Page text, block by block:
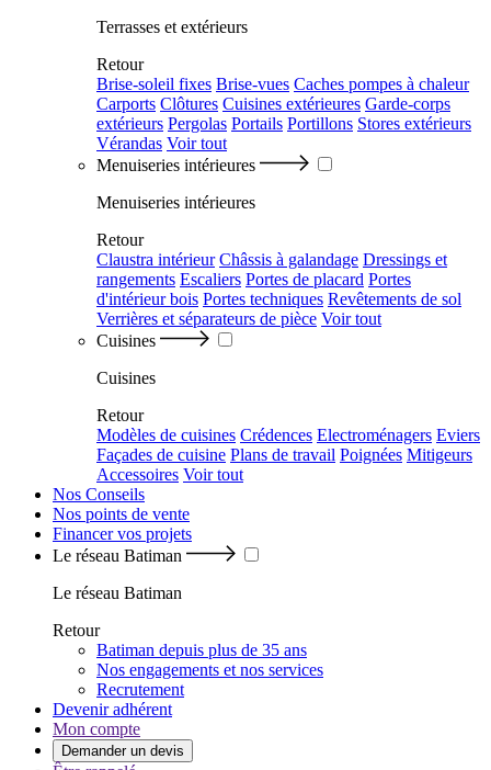
Terrasses et extérieurs
Retour
Brise-soleil fixes Brise-vues Caches pompes à chaleur
Carports Clôtures Cuisines extérieures Garde-corps
extérieurs Pergolas Portails Portillons Stores extérieurs
Vérandas Voir tout
Menuiseries intérieures
Menuiseries intérieures
Retour
Claustra intérieur Châssis à galandage Dressings et
rangements Escaliers Portes de placard Portes
d'intérieur bois Portes techniques Revêtements de sol
Verrières et séparateurs de pièce Voir tout
Cuisines
Cuisines
Retour
Modèles de cuisines Crédences Electroménagers Eviers
Façades de cuisine Plans de travail Poignées Mitigeurs
Accessoires Voir tout
Nos Conseils
Nos points de vente
Financer vos projets
Le réseau Batiman
Le réseau Batiman
Retour
Batiman depuis plus de 35 ans
Nos engagements et nos services
Recrutement
Devenir adhérent
Mon compte
Demander un devis